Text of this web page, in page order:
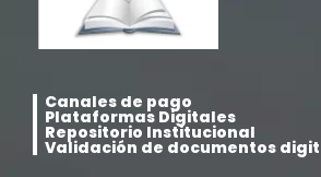
Canales de pago
Plataformas Digitales
Repositorio Institucional
Validación de documentos